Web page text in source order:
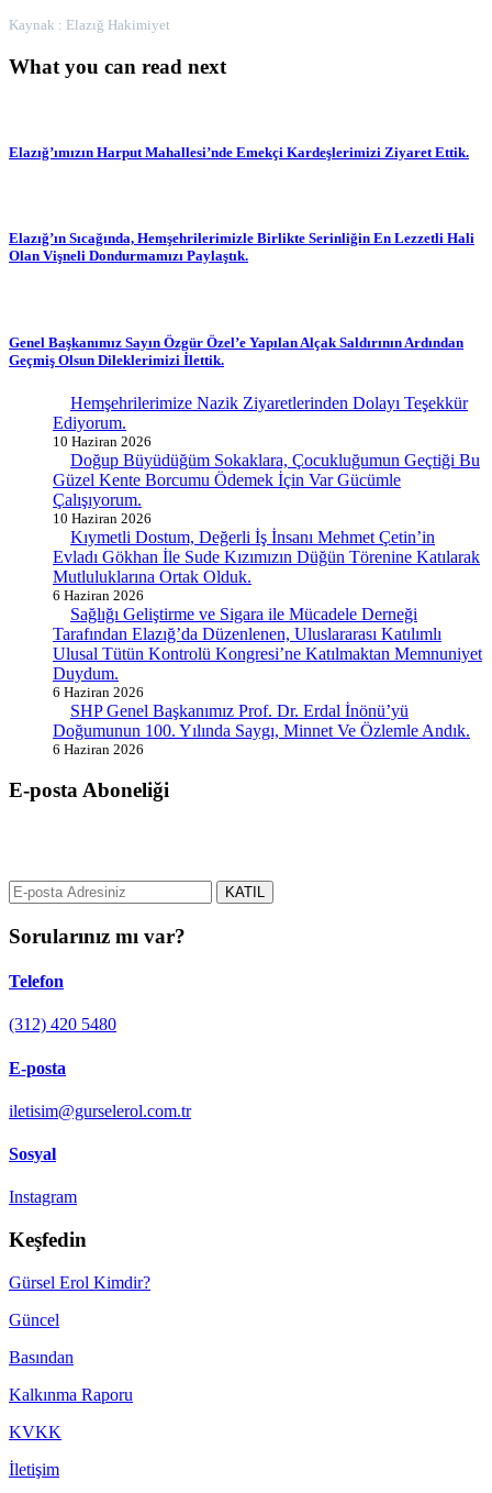
Kaynak : Elazığ Hakimiyet
What you can read next
Elazığ’ımızın Harput Mahallesi’nde Emekçi Kardeşlerimizi Ziyaret Ettik.
Elazığ’ın Sıcağında, Hemşehrilerimizle Birlikte Serinliğin En Lezzetli Hali
Olan Vişneli Dondurmamızı Paylaştık.
Genel Başkanımız Sayın Özgür Özel’e Yapılan Alçak Saldırının Ardından
Geçmiş Olsun Dileklerimizi İlettik.
Hemşehrilerimize Nazik Ziyaretlerinden Dolayı Teşekkür
Ediyorum.
10 Haziran 2026
Doğup Büyüdüğüm Sokaklara, Çocukluğumun Geçtiği Bu
Güzel Kente Borcumu Ödemek İçin Var Gücümle
Çalışıyorum.
10 Haziran 2026
Kıymetli Dostum, Değerli İş İnsanı Mehmet Çetin’in
Evladı Gökhan İle Sude Kızımızın Düğün Törenine Katılarak
Mutluluklarına Ortak Olduk.
6 Haziran 2026
Sağlığı Geliştirme ve Sigara ile Mücadele Derneği
Tarafından Elazığ’da Düzenlenen, Uluslararası Katılımlı
Ulusal Tütün Kontrolü Kongresi’ne Katılmaktan Memnuniyet
Duydum.
6 Haziran 2026
SHP Genel Başkanımız Prof. Dr. Erdal İnönü’yü
Doğumunun 100. Yılında Saygı, Minnet Ve Özlemle Andık.
6 Haziran 2026
E-posta Aboneliği
KATIL
Sorularınız mı var?
Telefon
(312) 420 5480
E-posta
iletisim@gurselerol.com.tr
Sosyal
Instagram
Keşfedin
Gürsel Erol Kimdir?
Güncel
Basından
Kalkınma Raporu
KVKK
İletişim